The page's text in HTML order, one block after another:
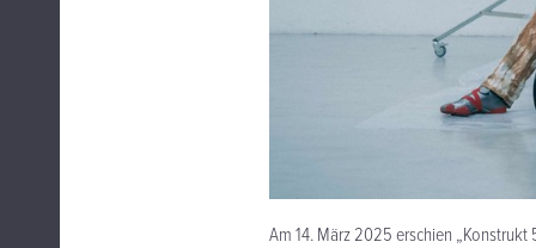
Am 14. März 2025 erschien